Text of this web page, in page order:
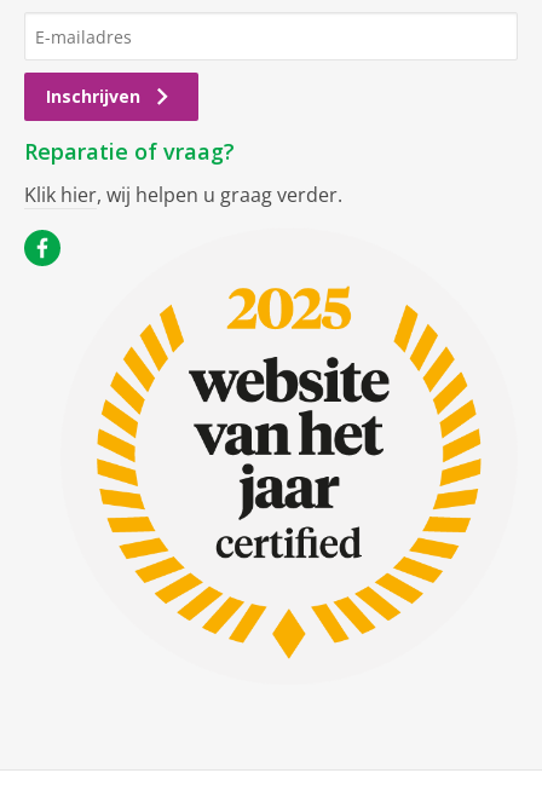
Inschrijven
Reparatie of vraag?
Klik hier, wij helpen u graag verder.